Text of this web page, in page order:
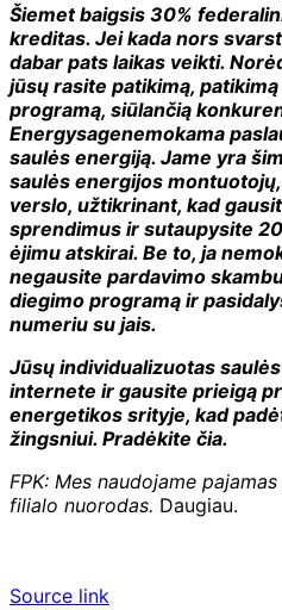
Šiemet baigsis 30%
kreditas. Jei kada nors
dabar pats laikas veikti.
jūsų rasite patikimą,
programą, siūlančią
Energysagenemokama
saulės energiją. Jame yra
saulės energijos
verslo, užtikrinant, kad
sprendimus ir sutaupysite
ėjimu atskirai. Be to, ja
negausite pardavimo
diegimo programą ir
numeriu su jais.
Jūsų individualizuotas
internete ir gausite prieigą
energetikos srityje, kad
žingsniui. Pradėkite čia.
FPK: Mes naudojame
filialo nuorodas. Daugiau.
Source link